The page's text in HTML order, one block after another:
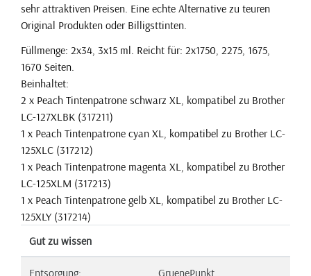
sehr attraktiven Preisen. Eine echte Alternative zu teuren
Original Produkten oder Billigsttinten.
Füllmenge: 2x34, 3x15 ml. Reicht für: 2x1750, 2275, 1675,
1670 Seiten.
Beinhaltet:
2 x Peach Tintenpatrone schwarz XL, kompatibel zu Brother
LC-127XLBK (317211)
1 x Peach Tintenpatrone cyan XL, kompatibel zu Brother LC-
125XLC (317212)
1 x Peach Tintenpatrone magenta XL, kompatibel zu Brother
LC-125XLM (317213)
1 x Peach Tintenpatrone gelb XL, kompatibel zu Brother LC-
125XLY (317214)
Gut zu wissen
Entsorgung: GruenePunkt